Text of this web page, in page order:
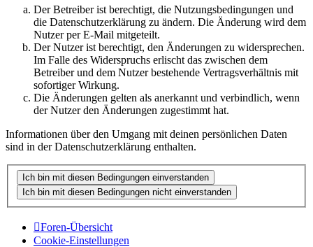
Der Betreiber ist berechtigt, die Nutzungsbedingungen und
die Datenschutzerklärung zu ändern. Die Änderung wird dem
Nutzer per E-Mail mitgeteilt.
Der Nutzer ist berechtigt, den Änderungen zu widersprechen.
Im Falle des Widerspruchs erlischt das zwischen dem
Betreiber und dem Nutzer bestehende Vertragsverhältnis mit
sofortiger Wirkung.
Die Änderungen gelten als anerkannt und verbindlich, wenn
der Nutzer den Änderungen zugestimmt hat.
Informationen über den Umgang mit deinen persönlichen Daten
sind in der Datenschutzerklärung enthalten.
Foren-Übersicht
Cookie-Einstellungen